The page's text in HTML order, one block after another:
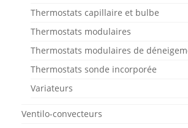
du
Thermostats capillaire et bulbe
Thermostats modulaires
Thermostats modulaires de
Thermostats sonde incorporée
Variateurs
Ventilo-convecteurs